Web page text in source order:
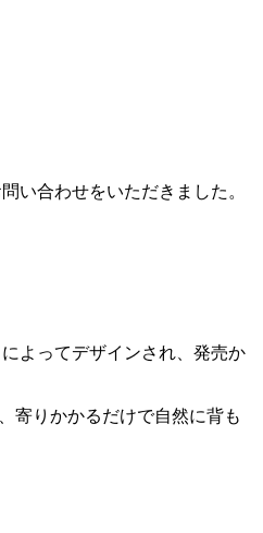
い合わせをいただきました。
よってデザインされ、発売か
寄りかかるだけで自然に背も